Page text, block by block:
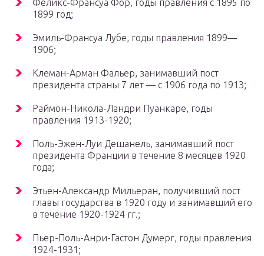
Феликс-Франсуа Фор, годы правления с 1895 по
1899 год;
Эмиль-Франсуа Лубе, годы правления 1899—
1906;
Клеман-Арман Фальер, занимавший пост
президента страны 7 лет — с 1906 года по 1913;
Раймон-Никола-Ландри Пуанкаре, годы
правления 1913-1920;
Поль-Эжен-Луи Дешанель, занимавший пост
президента Франции в течение 8 месяцев 1920
года;
Этьен-Александр Мильеран, получивший пост
главы государства в 1920 году и занимавший его
в течение 1920-1924 гг.;
Пьер-Поль-Анри-Гастон Думерг, годы правления
1924-1931;